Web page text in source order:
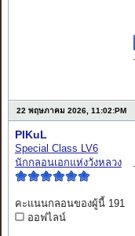
22 พฤษภาคม 2026, 11:02:PM
PIKuL
Special Class LV6
นักกลอนเอกแห่งวังหลวง
คะแนนกลอนของผู้นี้ 191
ออฟไลน์